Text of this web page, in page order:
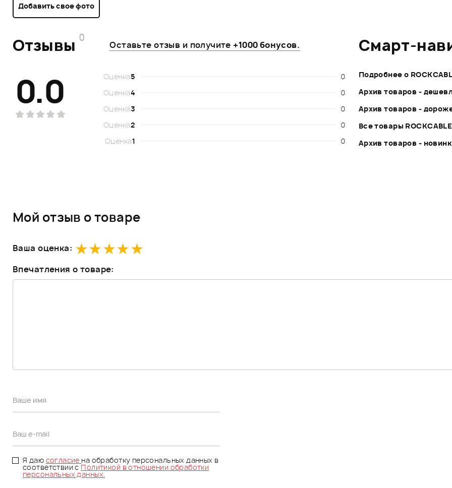
Добавить свое фото
Отзывы 0
Оставьте отзыв и получите +1000 бонусов.
0.0 Оценка5
0
Оценка4
0
Оценка3
0
Оценка2
0
Оценка1 0
Смарт-
Подробнее о
Архив товаров -
Архив товаров -
Все товары ROCKCABLE
Архив товаров -
Мой отзыв о товаре
Ваша оценка:
Впечатления о товаре:
Я даю согласие на обработку персональных данных в
соответствии сПолитикой в отношении обработки
персональных данных.